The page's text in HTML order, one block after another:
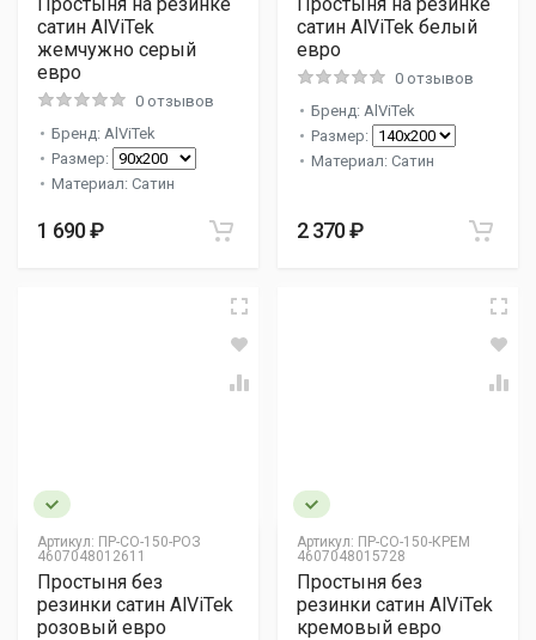
сатин AlViTek
жемчужно серый
евро
0 отзывов
Бренд: AlViTek
Размер:
Материал: Сатин
1 690 ₽
сатин AlViTek белый
евро
0 отзывов
Бренд: AlViTek
Размер:
Материал: Сатин
2 370 ₽
Артикул: ПР-СО-150-РОЗ
4607048012611
Простыня без
резинки сатин AlViTek
розовый евро
Артикул: ПР-СО-150-КРЕМ
4607048015728
Простыня без
резинки сатин AlViTek
кремовый евро